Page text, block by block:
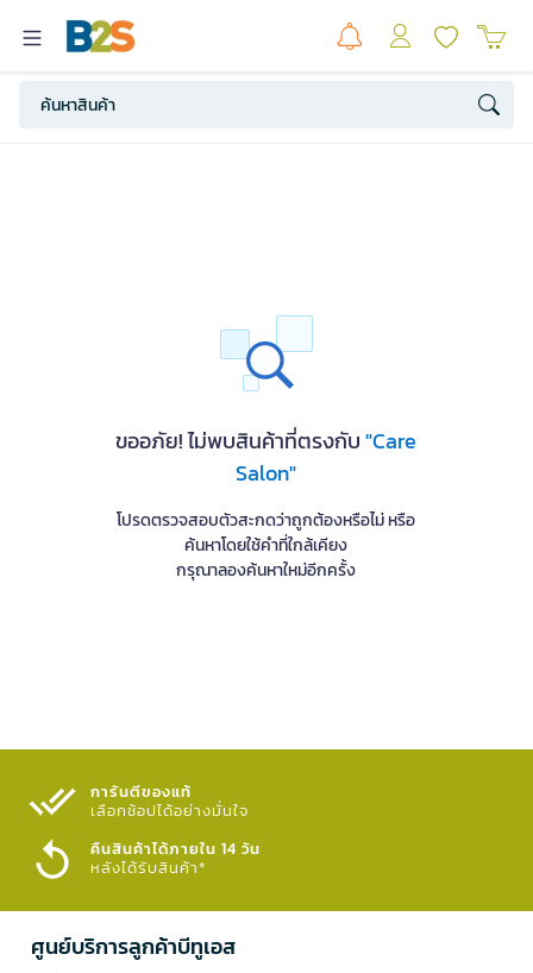
ขออภัย! ไม่พบสินค้าที่ตรงกับ"Care
Salon"
โปรดตรวจสอบตัวสะกดว่าถูกต้องหรือไม่ หรือ
ค้นหาโดยใช้คำที่ใกล้เคียง
กรุณาลองค้นหาใหม่อีกครั้ง
การันตีของแท้
เลือกช้อปได้อย่างมั่นใจ​
คืนสินค้าได้ภายใน 14 วัน
หลังได้รับสินค้า*
ศูนย์บริการลูกค้าบีทูเอส